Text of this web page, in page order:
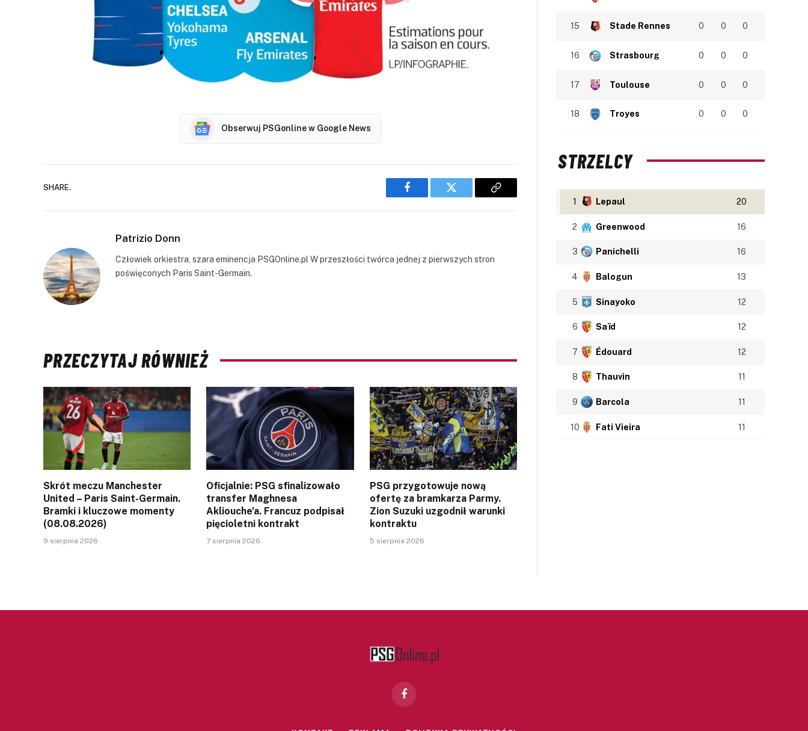
Obserwuj PSGonline w Google News
SHARE.
Facebook Twitter
Copy
Patrizio Donn
Człowiek orkiestra, szara eminencja PSGOnline.pl W przeszłości twórca jednej z pierwszych stron
poświęconych Paris Saint-Germain.
PRZECZYTAJ RÓWNIEŻ
Skrót meczu Manchester
United – Paris Saint-Germain.
Bramki i kluczowe momenty
(08.08.2026)
9 sierpnia 2026
Oficjalnie: PSG sfinalizowało
transfer Maghnesa
Akliouche’a. Francuz podpisał
pięcioletni kontrakt
7 sierpnia 2026
PSG przygotowuje nową
ofertę za bramkarza Parmy.
Zion Suzuki uzgodnił warunki
kontraktu
5 sierpnia 2026
15 Stade Rennes 0 0 0
16 Strasbourg 0 0 0
17 Toulouse 0 0 0
18 Troyes 0 0 0
STRZELCY
1 Lepaul 20
2 Greenwood 16
3 Panichelli 16
4 Balogun 13
5 Sinayoko 12
6 Saïd 12
7 Édouard 12
8 Thauvin 11
9 Barcola 11
10 Fati Vieira 11
Facebook